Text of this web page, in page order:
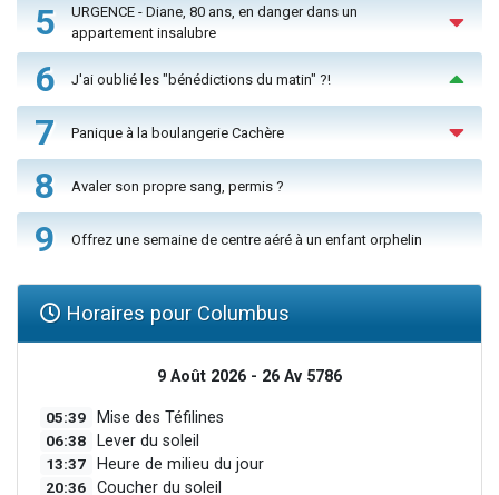
5
URGENCE - Diane, 80 ans, en danger dans un
appartement insalubre
6 J'ai oublié les "bénédictions du matin" ?!
7 Panique à la boulangerie Cachère
8 Avaler son propre sang, permis ?
9 Offrez une semaine de centre aéré à un enfant orphelin
Horaires pour Columbus
9 Août 2026 - 26 Av 5786
05:39 Mise des Téfilines
06:38 Lever du soleil
13:37 Heure de milieu du jour
20:36 Coucher du soleil